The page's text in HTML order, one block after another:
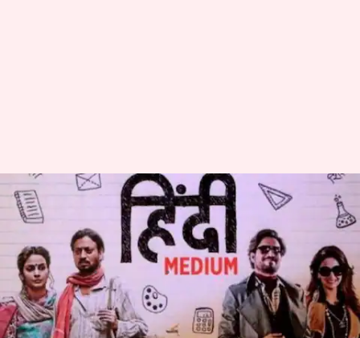
'हिंदी मीडियम' के सीक्वल का नाम
होगा 'इंग्लिश मीडियम', इस पर
आधारित होगी कहानी!
लेखन स्वाति पाण्डेय Mar 25, 2019 04:31 pm
क्या है खबर?